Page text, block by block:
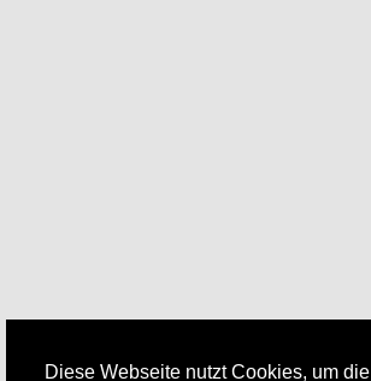
Diese Webseite nutzt Cookies, um die